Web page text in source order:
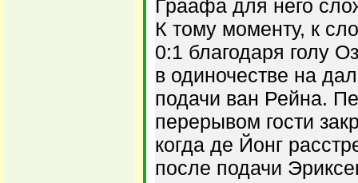
Граафа для него
К тому моменту, к
0:1 благодаря голу
в одиночестве на
подачи ван Рейна.
перерывом гости
когда де Йонг
после подачи